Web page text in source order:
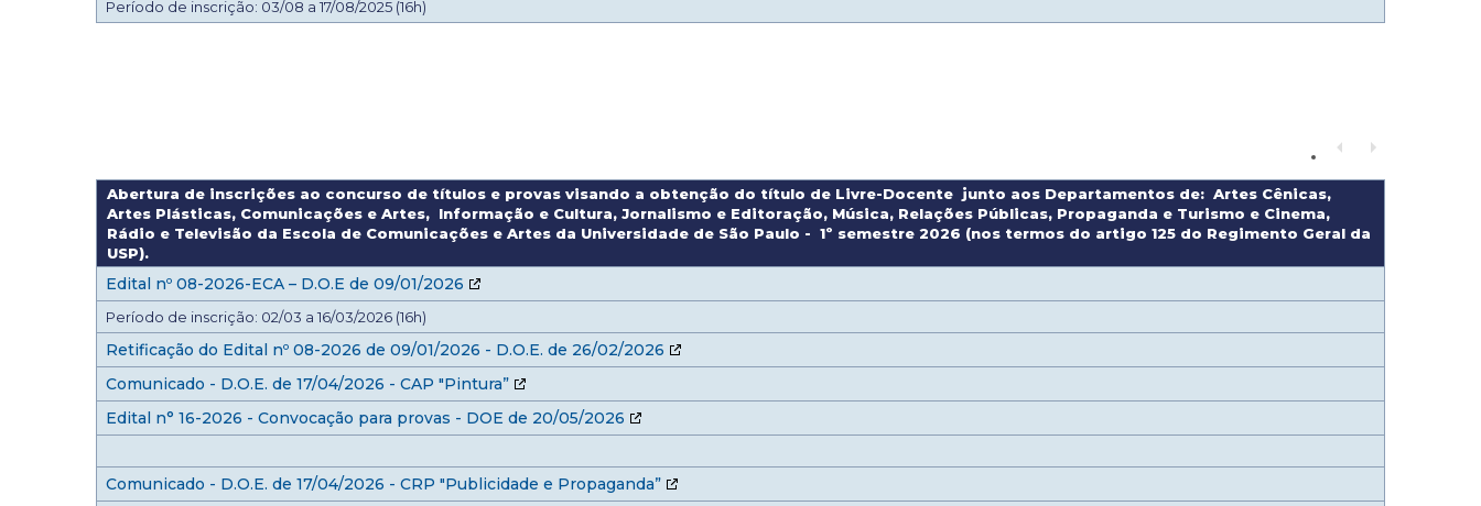
Período de inscrição: 03/08 a 17/08/2025 (16h)
Abertura de inscrições ao concurso de títulos e provas visando a obtenção do título de Livre-Docente junto aos Departamentos de: Artes Cênicas,
Artes Plásticas, Comunicações e Artes, Informação e Cultura, Jornalismo e Editoração, Música, Relações Públicas, Propaganda e Turismo e Cinema,
Rádio e Televisão da Escola de Comunicações e Artes da Universidade de São Paulo - 1º semestre 2026 (nos termos do artigo 125 do Regimento Geral da
USP).
Edital nº 08-2026-ECA – D.O.E de 09/01/2026
Período de inscrição: 02/03 a 16/03/2026 (16h)
Retificação do Edital nº 08-2026 de 09/01/2026 - D.O.E. de 26/02/2026
Comunicado - D.O.E. de 17/04/2026 - CAP "Pintura”
Edital n° 16-2026 - Convocação para provas - DOE de 20/05/2026
Comunicado - D.O.E. de 17/04/2026 - CRP "Publicidade e Propaganda”